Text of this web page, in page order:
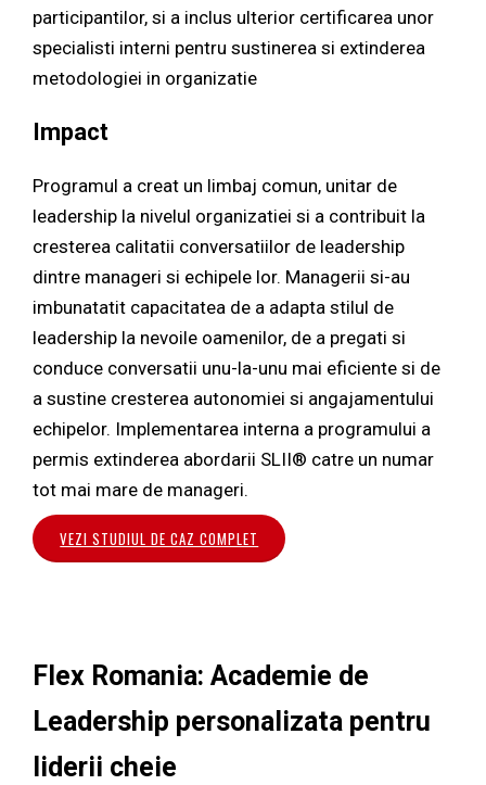
participantilor, si a inclus ulterior certificarea unor
specialisti interni pentru sustinerea si extinderea
metodologiei in organizatie
Impact
Programul a creat un limbaj comun, unitar de
leadership la nivelul organizatiei si a contribuit la
cresterea calitatii conversatiilor de leadership
dintre manageri si echipele lor. Managerii si-au
imbunatatit capacitatea de a adapta stilul de
leadership la nevoile oamenilor, de a pregati si
conduce conversatii unu-la-unu mai eficiente si de
a sustine cresterea autonomiei si angajamentului
echipelor. Implementarea interna a programului a
permis extinderea abordarii SLII® catre un numar
tot mai mare de manageri.
VEZI STUDIUL DE CAZ COMPLET
Flex Romania: Academie de
Leadership personalizata pentru
liderii cheie